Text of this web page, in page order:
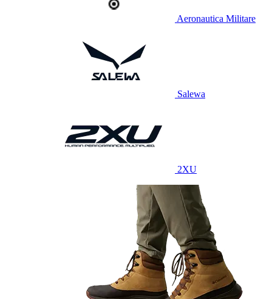
Aeronautica Militare
Salewa
2XU